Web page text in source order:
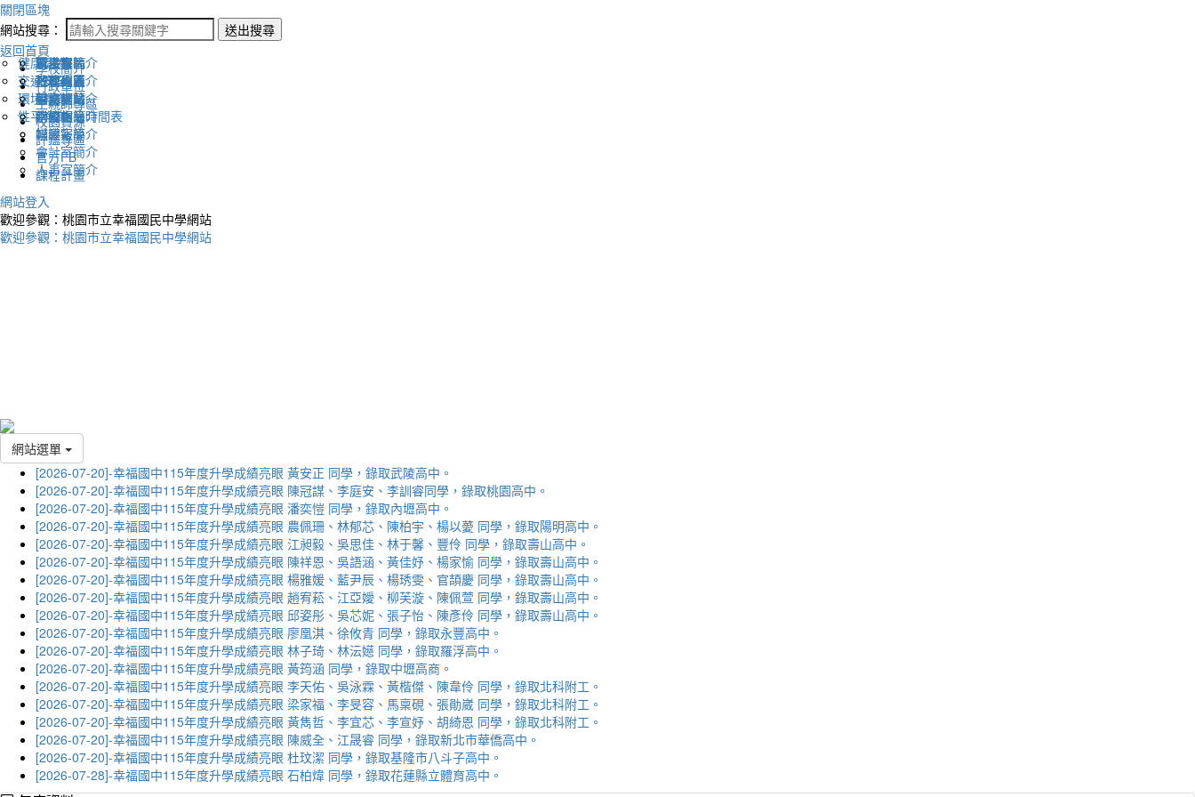
關閉區塊
網站搜尋：
送出搜尋
返回首頁
學校簡介
認識幸福
地理位置
英文網站
幸福相簿
媒體報導
行政單位
校長室簡介
教務處簡介
學務處簡介
總務處簡介
輔導室簡介
會計室簡介
人事室簡介
生親師專區
新生專區
升學專區
圖書館藏
學校作息時間表
校園資源
電子報
下載列表
評鑑專區
健康促進
交通安全
環境教育
性平教育
官方FB
課程計畫
網站登入
歡迎參觀：桃園市立幸福國民中學網站
歡迎參觀：桃園市立幸福國民中學網站
網站選單
[2026-07-20]-幸福國中115年度升學成績亮眼 黃安正 同學，錄取武陵高中。
[2026-07-20]-幸福國中115年度升學成績亮眼 陳冠謀、李庭安、李訓睿同學，錄取桃園高中。
[2026-07-20]-幸福國中115年度升學成績亮眼 潘奕愷 同學，錄取內壢高中。
[2026-07-20]-幸福國中115年度升學成績亮眼 農佩珊、林郁芯、陳柏宇、楊以薆 同學，錄取陽明高中。
[2026-07-20]-幸福國中115年度升學成績亮眼 江昶毅、吳思佳、林于馨、豐伶 同學，錄取壽山高中。
[2026-07-20]-幸福國中115年度升學成績亮眼 陳祥恩、吳語涵、黃佳妤、楊家愉 同學，錄取壽山高中。
[2026-07-20]-幸福國中115年度升學成績亮眼 楊雅媛、藍尹辰、楊琇雯、官頡慶 同學，錄取壽山高中。
[2026-07-20]-幸福國中115年度升學成績亮眼 趙宥菘、江亞嬡、柳芙漩、陳佩萱 同學，錄取壽山高中。
[2026-07-20]-幸福國中115年度升學成績亮眼 邱姿彤、吳芯妮、張子怡、陳彥伶 同學，錄取壽山高中。
[2026-07-20]-幸福國中115年度升學成績亮眼 廖凰淇、徐攸青 同學，錄取永豐高中。
[2026-07-20]-幸福國中115年度升學成績亮眼 林子琦、林沄嬨 同學，錄取羅浮高中。
[2026-07-20]-幸福國中115年度升學成績亮眼 黃筠涵 同學，錄取中壢高商。
[2026-07-20]-幸福國中115年度升學成績亮眼 李天佑、吳泳霖、黃楷傑、陳韋伶 同學，錄取北科附工。
[2026-07-20]-幸福國中115年度升學成績亮眼 梁家福、李旻容、馬稟硯、張勛崴 同學，錄取北科附工。
[2026-07-20]-幸福國中115年度升學成績亮眼 黃雋哲、李宜芯、李宣妤、胡綺恩 同學，錄取北科附工。
[2026-07-20]-幸福國中115年度升學成績亮眼 陳威全、江晟睿 同學，錄取新北市華僑高中。
[2026-07-20]-幸福國中115年度升學成績亮眼 杜玟潔 同學，錄取基隆市八斗子高中。
[2026-07-28]-幸福國中115年度升學成績亮眼 石柏煒 同學，錄取花蓮縣立體育高中。